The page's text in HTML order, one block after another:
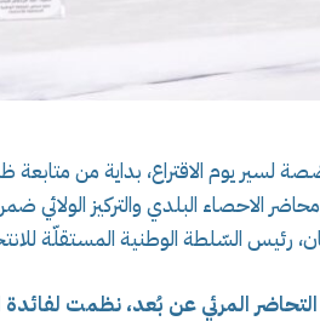
يوم الاقتراع، بداية من متابعة
الاحصاء البلدي والتركيز الولائي
رئيس السّلطة الوطنية المستقلّة
التحاضر المرئي عن بُعد، نظمت لفائدة